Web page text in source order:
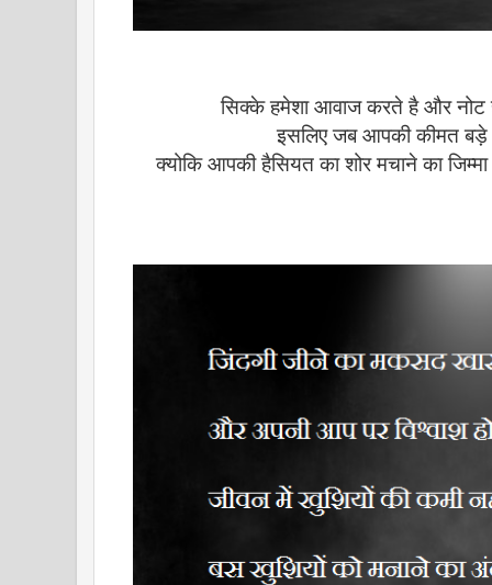
सिक्के हमेशा आवाज करते है और नोट
इसलिए जब आपकी कीमत बड़े
क्योकि आपकी हैसियत का शोर मचाने का